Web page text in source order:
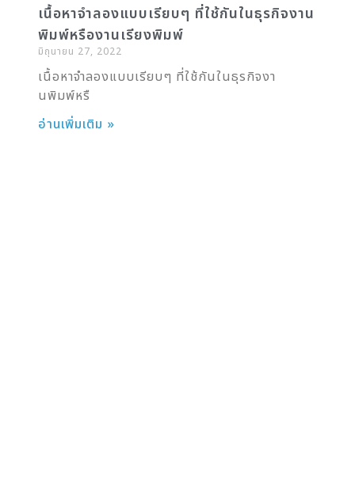
เนื้อหาจำลองแบบเรียบๆ ที่ใช้กันในธุรกิจงาน
พิมพ์หรืองานเรียงพิมพ์
มิถุนายน 27, 2022
เนื้อหาจำลองแบบเรียบๆ ที่ใช้กันในธุรกิจงา
นพิมพ์หรื
อ่านเพิ่มเติม »